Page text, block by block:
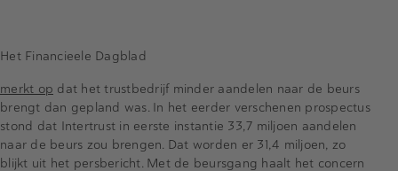
Het Financieele Dagblad
merkt op dat het trustbedrijf minder aandelen naar de beurs
brengt dan gepland was. In het eerder verschenen prospectus
stond dat Intertrust in eerste instantie 33,7 miljoen aandelen
naar de beurs zou brengen. Dat worden er 31,4 miljoen, zo
blijkt uit het persbericht. Met de beursgang haalt het concern